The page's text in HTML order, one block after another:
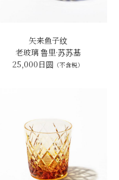
矢来鱼子纹
老玻璃 鲁里·苏苏基
25,000日圆 （不含税）